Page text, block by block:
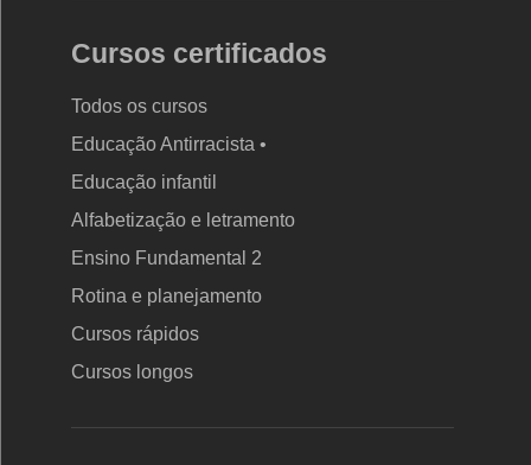
Cursos certificados
Todos os cursos
Educação Antirracista •
Educação infantil
Alfabetização e letramento
Ensino Fundamental 2
Rotina e planejamento
Cursos rápidos
Cursos longos